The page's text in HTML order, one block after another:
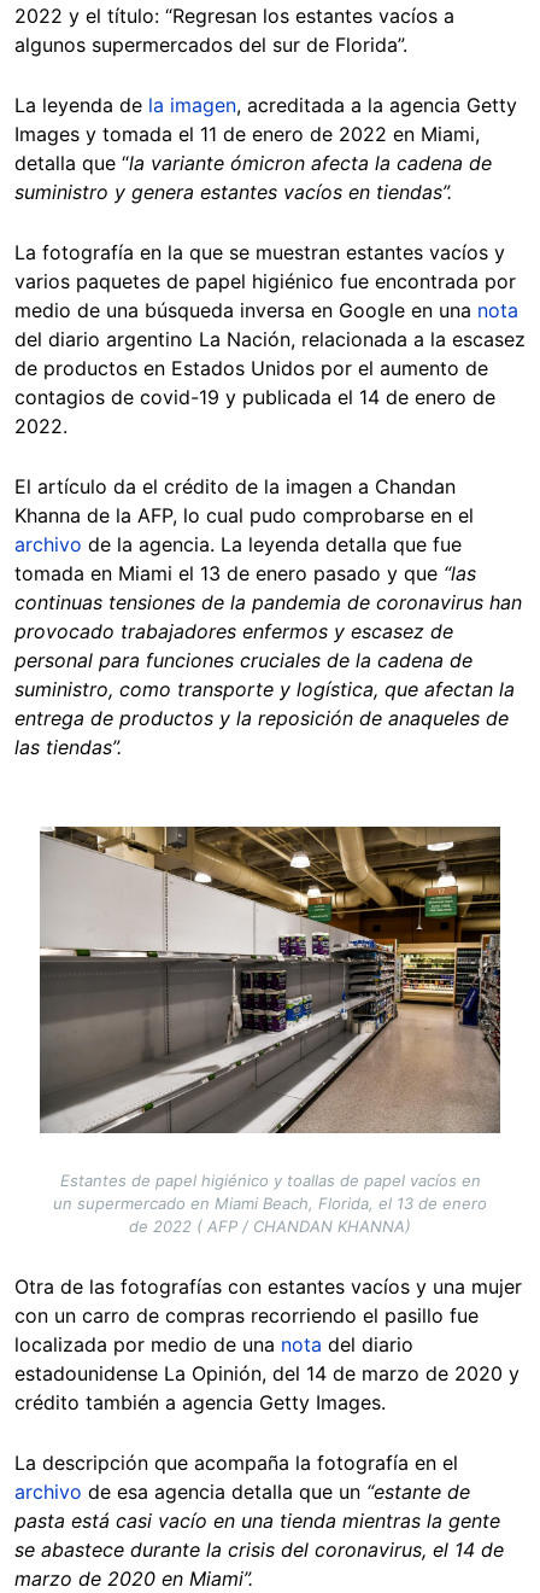
2022 y el título: “Regresan los estantes vacíos a
algunos supermercados del sur de Florida”.
La leyenda de la imagen, acreditada a la agencia Getty
Images y tomada el 11 de enero de 2022 en Miami,
detalla que “la variante ómicron afecta la cadena de
suministro y genera estantes vacíos en tiendas”.
La fotografía en la que se muestran estantes vacíos y
varios paquetes de papel higiénico fue encontrada por
medio de una búsqueda inversa en Google en una nota
del diario argentino La Nación, relacionada a la escasez
de productos en Estados Unidos por el aumento de
contagios de covid-19 y publicada el 14 de enero de
2022.
El artículo da el crédito de la imagen a Chandan
Khanna de la AFP, lo cual pudo comprobarse en el
archivo de la agencia. La leyenda detalla que fue
tomada en Miami el 13 de enero pasado y que “las
continuas tensiones de la pandemia de coronavirus han
provocado trabajadores enfermos y escasez de
personal para funciones cruciales de la cadena de
suministro, como transporte y logística, que afectan la
entrega de productos y la reposición de anaqueles de
las tiendas”.
Image
Estantes de papel higiénico y toallas de papel vacíos en
un supermercado en Miami Beach, Florida, el 13 de enero
de 2022 ( AFP / CHANDAN KHANNA)
Otra de las fotografías con estantes vacíos y una mujer
con un carro de compras recorriendo el pasillo fue
localizada por medio de una nota del diario
estadounidense La Opinión, del 14 de marzo de 2020 y
crédito también a agencia Getty Images.
La descripción que acompaña la fotografía en el
archivo de esa agencia detalla que un “estante de
pasta está casi vacío en una tienda mientras la gente
se abastece durante la crisis del coronavirus, el 14 de
marzo de 2020 en Miami”.